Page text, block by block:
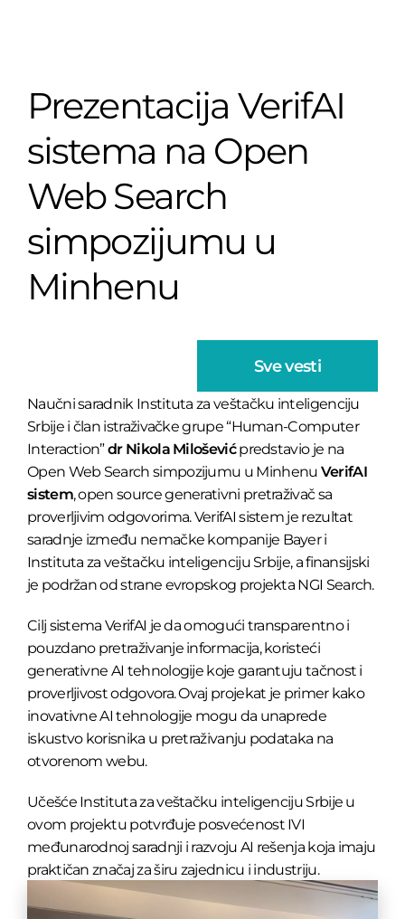
Prezentacija VerifAI
sistema na Open
Web Search
simpozijumu u
Minhenu
Sve vesti
Naučni saradnik Instituta za veštačku inteligenciju
Srbije i član istraživačke grupe “Human-Computer
Interaction”dr Nikola Miloševićpredstavio je na
Open Web Search simpozijumu u MinhenuVerifAI
sistem, open source generativni pretraživač sa
proverljivim odgovorima. VerifAI sistemje rezultat
saradnje između nemačke kompanije Bayer i
Instituta za veštačku inteligenciju Srbije, a finansijski
je podržan od strane evropskog projekta NGI Search.
Cilj sistema VerifAI je da omogući transparentno i
pouzdano pretraživanje informacija, koristeći
generativne AI tehnologije koje garantuju tačnost i
proverljivost odgovora. Ovaj projekat je primer kako
inovativne AI tehnologije mogu da unaprede
iskustvo korisnika u pretraživanju podataka na
otvorenom webu.
Učešće Instituta za veštačku inteligenciju Srbije u
ovom projektu potvrđuje posvećenost IVI
međunarodnoj saradnji i razvoju AI rešenja koja imaju
praktičan značaj za širu zajednicu i industriju.